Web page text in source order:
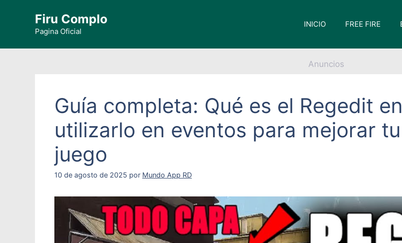
contenido
Firu Complo
Pagina Oficial
INICIO FREE FIRE
Anuncios
Guía completa: Qué es el Regedit
utilizarlo en eventos para mejorar
juego
10 de agosto de 2025 por Mundo App RD